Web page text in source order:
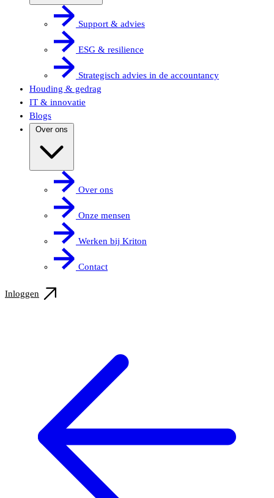
Support & advies
ESG & resilience
Strategisch advies in de accountancy
Houding & gedrag
IT & innovatie
Blogs
Over ons
Over ons
Onze mensen
Werken bij Kriton
Contact
Inloggen